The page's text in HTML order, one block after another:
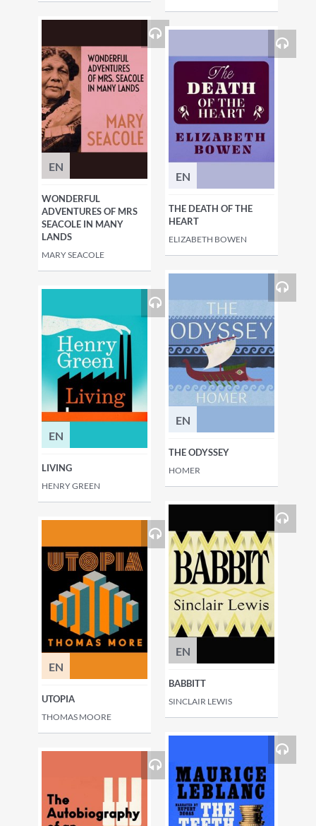
EN
WONDERFUL
ADVENTURES OF MRS
SEACOLE IN MANY
LANDS
MARY SEACOLE
EN
THE DEATH OF THE
HEART
ELIZABETH BOWEN
EN
LIVING
HENRY GREEN
EN
THE ODYSSEY
HOMER
EN
UTOPIA
THOMAS MOORE
EN
BABBITT
SINCLAIR LEWIS